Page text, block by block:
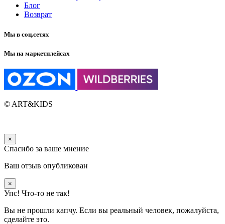
Блог
Возврат
Мы в соц.сетях
Мы на маркетплейсах
© ART&KIDS
×
Спасибо за ваше мнение
Ваш отзыв опубликован
×
Упс! Что-то не так!
Вы не прошли капчу. Если вы реальный человек, пожалуйста,
сделайте это.